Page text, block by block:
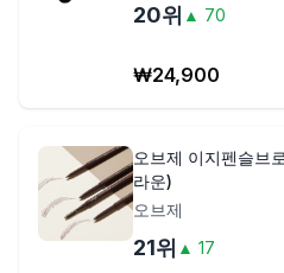
20위 ▲ 70
₩24,900
오브제 이지펜슬브
라운)
오브제
21위 ▲ 17